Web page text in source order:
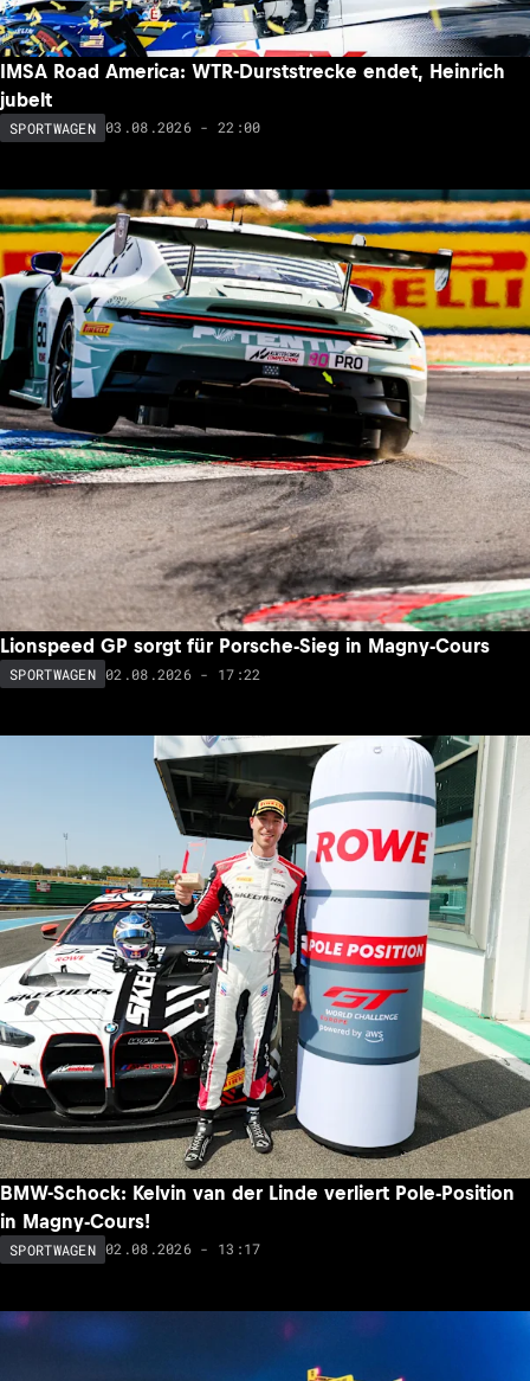
IMSA Road America: WTR-Durststrecke endet, Heinrich
jubelt
SPORTWAGEN 03.08.2026 - 22:00
Lionspeed GP sorgt für Porsche-Sieg in Magny-Cours
SPORTWAGEN 02.08.2026 - 17:22
BMW-Schock: Kelvin van der Linde verliert Pole-Position
in Magny-Cours!
SPORTWAGEN 02.08.2026 - 13:17